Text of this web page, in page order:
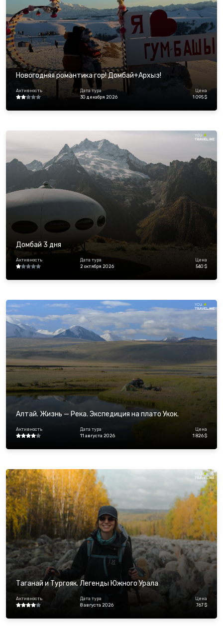
Новогодняя романтика гор! Домбай+Архыз!
Активность
Дата тура
30 декабря 2026
Цена
1 095 $
Домбай 3 дня
Активность
Дата тура
2 октября 2026
Цена
540 $
Алтай. Жизнь — Река. Экспедиция на плато Укок.
Активность
Дата тура
11 августа 2026
Цена
1 826 $
Таганай и Тургояк. Легенды Южного Урала
Активность
Дата тура
8 августа 2026
Цена
767 $